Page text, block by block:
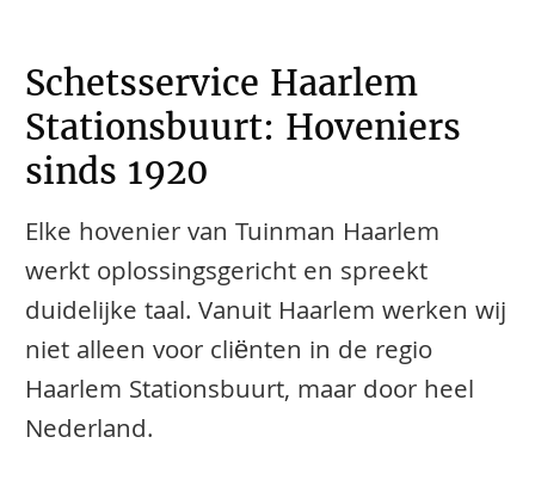
Schetsservice Haarlem
Stationsbuurt: Hoveniers
sinds 1920
Elke hovenier van Tuinman Haarlem
werkt oplossingsgericht en spreekt
duidelijke taal. Vanuit Haarlem werken wij
niet alleen voor cliënten in de regio
Haarlem Stationsbuurt, maar door heel
Nederland.